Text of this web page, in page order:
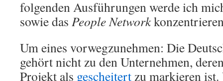
folgenden Ausführungen werde ich
sowie das People Network
Um eines vorwegzunehmen: Die
gehört nicht zu den Unternehmen,
Projekt als gescheitertzu markieren